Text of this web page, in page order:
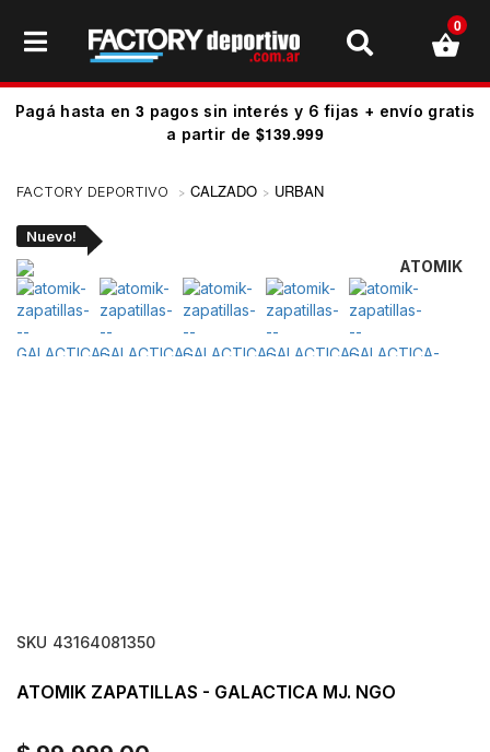
Pagá hasta en 3 pagos sin interés y 6 fijas + envío gratis
a partir de $139.999
0
CALZADO URBAN
Nuevo!
SKU 43164081350
ATOMIK
ATOMIK ZAPATILLAS - GALACTICA MJ. NGO